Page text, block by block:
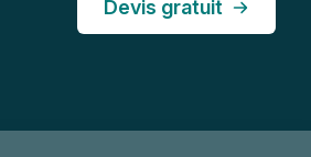
Devis gratuit